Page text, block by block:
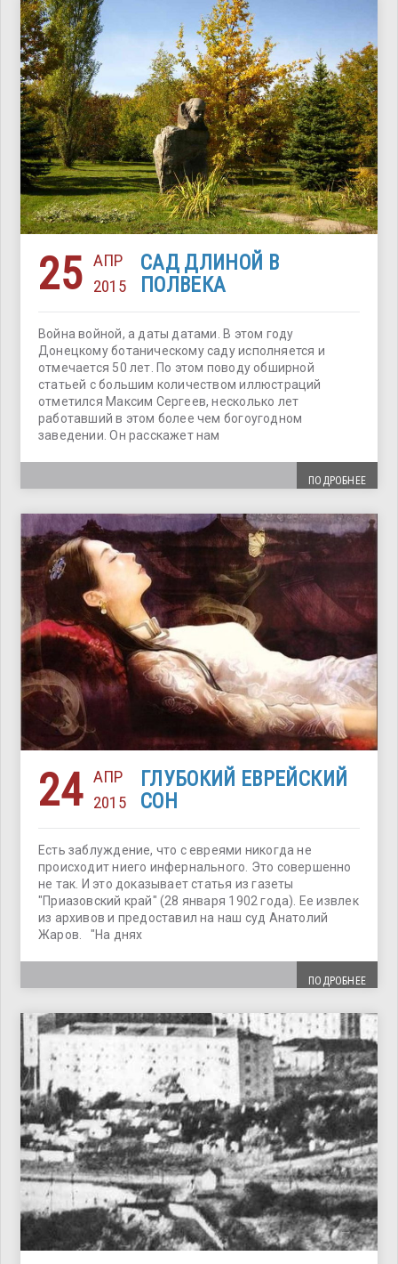
25 АПР
2015
САД ДЛИНОЙ В
ПОЛВЕКА
Война войной, а даты датами. В этом году
Донецкому ботаническому саду исполняется и
отмечается 50 лет. По этом поводу обширной
статьей с большим количеством иллюстраций
отметился Максим Сергеев, несколько лет
работавший в этом более чем богоугодном
заведении. Он расскажет нам
ПОДРОБНЕЕ
24 АПР
2015
ГЛУБОКИЙ ЕВРЕЙСКИЙ
СОН
Есть заблуждение, что с евреями никогда не
происходит ниего инфернального. Это совершенно
не так. И это доказывает статья из газеты
"Приазовский край" (28 января 1902 года). Ее извлек
из архивов и предоставил на наш суд Анатолий
Жаров. "На днях
ПОДРОБНЕЕ